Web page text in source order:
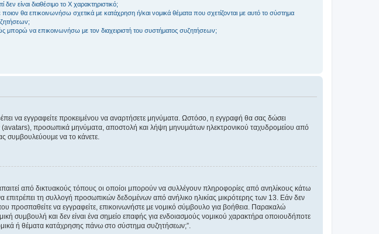
δεν είναι διαθέσιμο το Χ χαρακτηριστικό;
ποιον θα επικοινωνήσω σχετικά με κατάχρηση ή/και νομικά θέματα που σχετίζονται με αυτό το σύστημα
μπορώ να επικοινωνήσω με τον διαχειριστή του συστήματος συζητήσεων;
να εγγραφείτε προκειμένου να αναρτήσετε μηνύματα. Ωστόσο, η εγγραφή θα σας δώσει
(avatars), προσωπικά μηνύματα, αποστολή και λήψη μηνυμάτων ηλεκτρονικού ταχυδρομείου από
συμβουλεύουμε να το κάνετε.
από δικτυακούς τόπους οι οποίοι μπορούν να συλλέγουν πληροφορίες από ανηλίκους κάτω
τη συλλογή προσωπικών δεδομένων από ανήλικο ηλικίας μικρότερης των 13. Εάν δεν
προσπαθείτε να εγγραφείτε, επικοινωνήστε με νομικό σύμβουλο για βοήθεια. Παρακαλώ
συμβουλή και δεν είναι ένα σημείο επαφής για ενδοιασμούς νομικού χαρακτήρα οποιουδήποτε
ή θέματα κατάχρησης πάνω στο σύστημα συζητήσεων;”.